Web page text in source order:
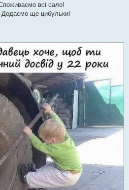
всі сало!
ще цибульки!